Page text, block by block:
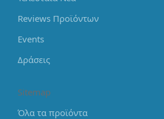
Reviews Προϊόντων
Events
Δράσεις
Sitemap
Όλα τα προϊόντα